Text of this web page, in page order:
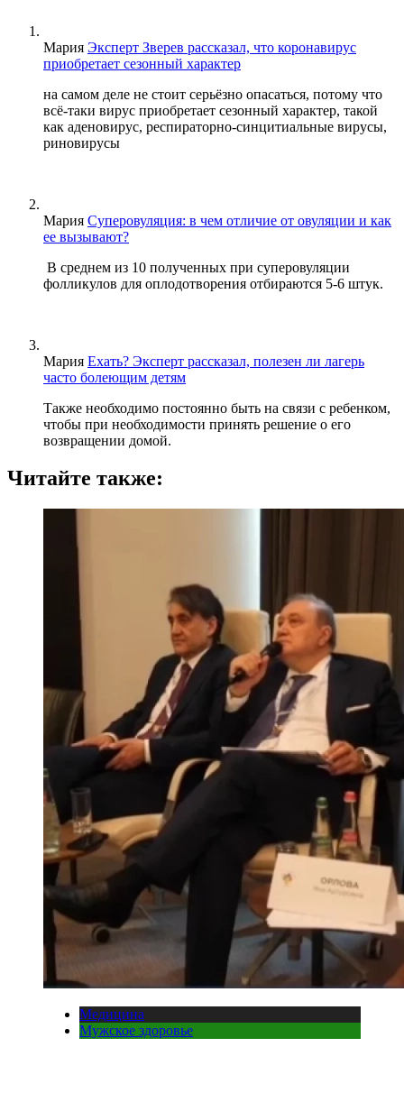
Мария Эксперт Зверев рассказал, что коронавирус
приобретает сезонный характер
на самом деле не стоит серьёзно опасаться, потому что
всё-таки вирус приобретает сезонный характер, такой
как аденовирус, респираторно-синцитиальные вирусы,
риновирусы
Мария Суперовуляция: в чем отличие от овуляции и как
ее вызывают?
В среднем из 10 полученных при суперовуляции
фолликулов для оплодотворения отбираются 5-6 штук.
Мария Ехать? Эксперт рассказал, полезен ли лагерь
часто болеющим детям
Также необходимо постоянно быть на связи с ребенком,
чтобы при необходимости принять решение о его
возвращении домой.
Читайте также:
Медицина
Мужское здоровье